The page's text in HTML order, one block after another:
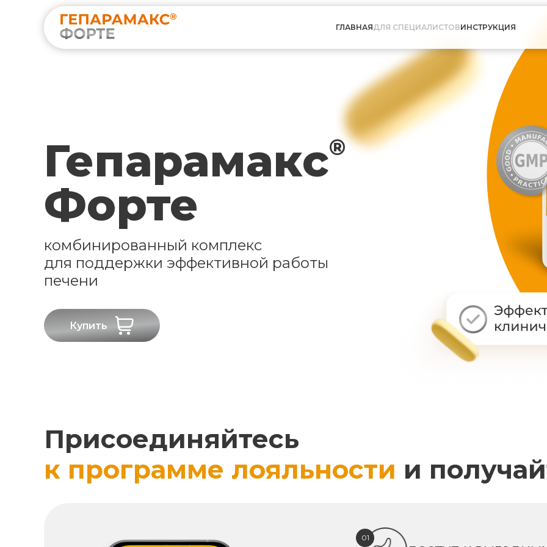
ГЛАВНАЯДЛЯ СПЕЦИАЛИСТОВИНСТРУКЦИЯ
Гепарамакс®
Форте
комбинированный комплекс
для поддержки эффективной работы
печени
Купить
Присоединяйтесь
к программе лояльности и
01